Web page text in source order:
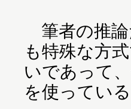
筆者の推論
も特殊な方
いであって
を使ってい